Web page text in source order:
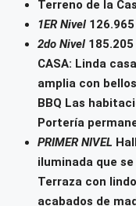
Terreno de la
1ER Nivel
2do Nivel 185.205
CASA: Linda
amplia con
BBQ Las
Portería
PRIMER NIVEL
iluminada que
Terraza con
acabados de